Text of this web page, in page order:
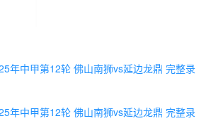
年中甲第12轮 佛山南狮vs延边龙鼎 完整录
年中甲第12轮 佛山南狮vs延边龙鼎 完整录